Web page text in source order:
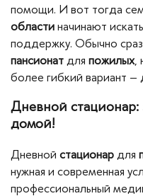
помощи. И вот тогда
области начинают
поддержку. Обычно
пансионат для пожилых,
более гибкий вариант –
Дневной стационар:
домой!
Дневной стационар для
нужная и современная
профессиональный